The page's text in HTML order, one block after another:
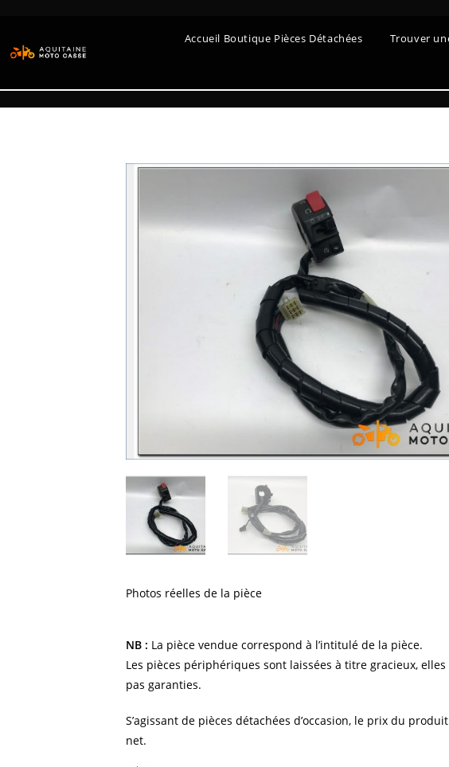
Accueil Boutique Pièces Détachées Trouver
Photos réelles de la pièce
NB : La pièce vendue correspond à l’intitulé de la pièce.
Les pièces périphériques sont laissées à titre gracieux,
pas garanties.
S’agissant de pièces détachées d’occasion, le prix du
net.